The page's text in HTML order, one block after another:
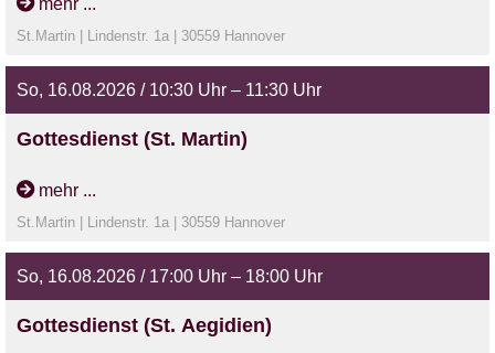
mehr ...
St.Martin | Lindenstr. 1a | 30559 Hannover
So, 16.08.2026 / 10:30 Uhr – 11:30 Uhr
Gottesdienst (St. Martin)
mit Pastor Deutsch
mehr ...
St.Martin | Lindenstr. 1a | 30559 Hannover
So, 16.08.2026 / 17:00 Uhr – 18:00 Uhr
Gottesdienst (St. Aegidien)